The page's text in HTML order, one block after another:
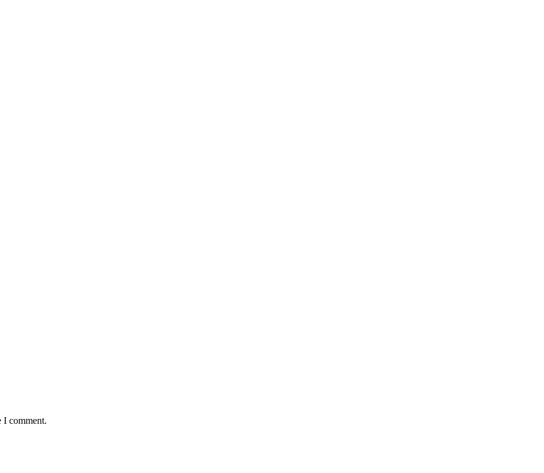
I comment.